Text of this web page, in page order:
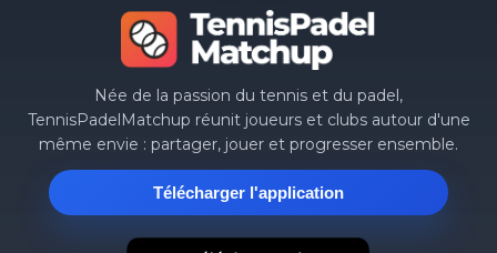
Née de la passion du tennis et du padel,
TennisPadelMatchup réunit joueurs et clubs autour d'une
même envie : partager, jouer et progresser ensemble.
Télécharger l'application